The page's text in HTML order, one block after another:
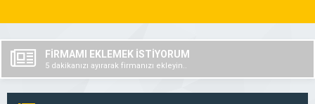
FİRMAMI EKLEMEK İSTİYORUM
5 dakikanızı ayırarak firmanızı ekleyin..